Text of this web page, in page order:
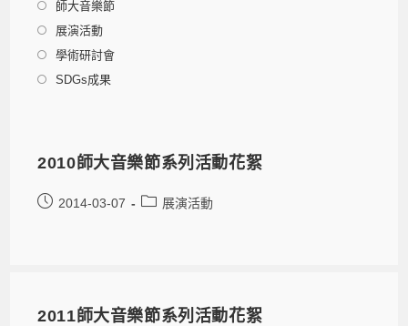
師大音樂節
展演活動
學術研討會
SDGs成果
2010師大音樂節系列活動花絮
2014-03-07 展演活動
2011師大音樂節系列活動花絮